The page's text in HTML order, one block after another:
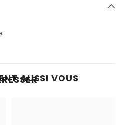
AUSSI VOUS